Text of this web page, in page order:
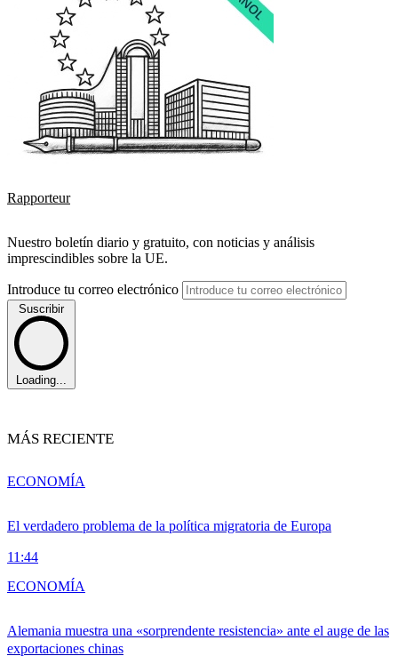
Rapporteur
Nuestro boletín diario y gratuito, con noticias y análisis
imprescindibles sobre la UE.
Introduce tu correo electrónico
Suscribir
Loading...
MÁS RECIENTE
El verdadero problema de la política migratoria de Europa
11:44
ECONOMÍA
Alemania muestra una «sorprendente resistencia» ante el auge de las
exportaciones chinas
ECONOMÍA